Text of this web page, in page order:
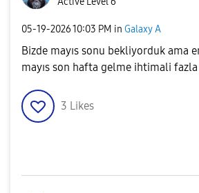
‎05-19-202610:03 PM in Galaxy A
Bizde mayıs sonu bekliyorduk ama
mayıs son hafta gelme ihtimali fazla
3 Likes